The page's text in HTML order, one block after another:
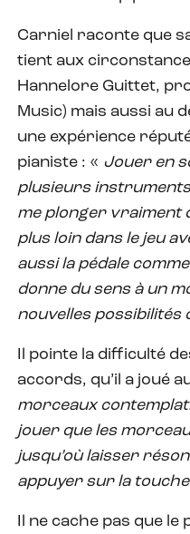
Carniel raconte que
tient aux
Hannelore Guittet,
Music) mais aussi au
une expérience
pianiste : « Jouer en
plusieurs
me plonger vraiment
plus loin dans le jeu
aussi la pédale
donne du sens à un
nouvelles
Il pointe la difficulté
accords, qu’il a joué
morceaux
jouer que les
jusqu’où laisser
appuyer sur la
Il ne cache pas que